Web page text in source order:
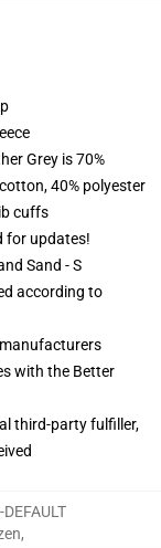
Grey is 70%
40% polyester
cuffs
for updates!
Sand - S
according to
with the Better
third-party fulfiller,
,